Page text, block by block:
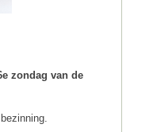
zondag van de